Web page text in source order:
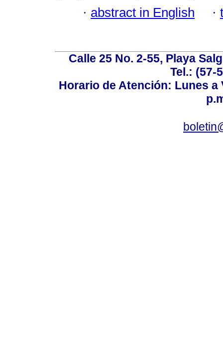
· abstract in English ·
Calle 25 No. 2-55, Playa
Tel.: (57-
Horario de Atención: Lunes a